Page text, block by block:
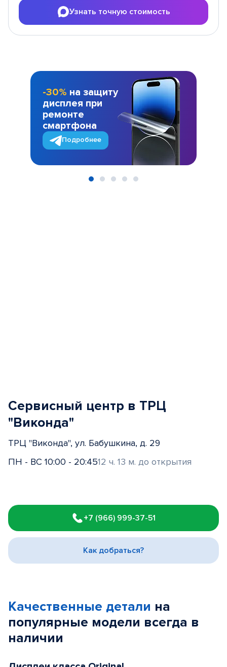
Узнать точную стоимость
-30% на защиту
дисплея при
ремонте
смартфона
Подробнее
Сервисный центр в ТРЦ
"Виконда"
ТРЦ "Виконда", ул. Бабушкина, д. 29
ПН - ВС 10:00 - 20:4512 ч. 13 м. до открытия
1
of
3
+7 (966) 999-37-51
Как добраться?
Качественные детали на
популярные модели всегда в
наличии